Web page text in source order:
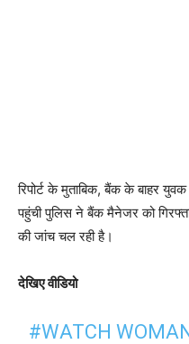
रिपोर्ट के मुताबिक, बैंक के बाहर
पहुंची पुलिस ने बैंक मैनेजर को
की जांच चल रही है।
देखिए वीडियो
#WATCH